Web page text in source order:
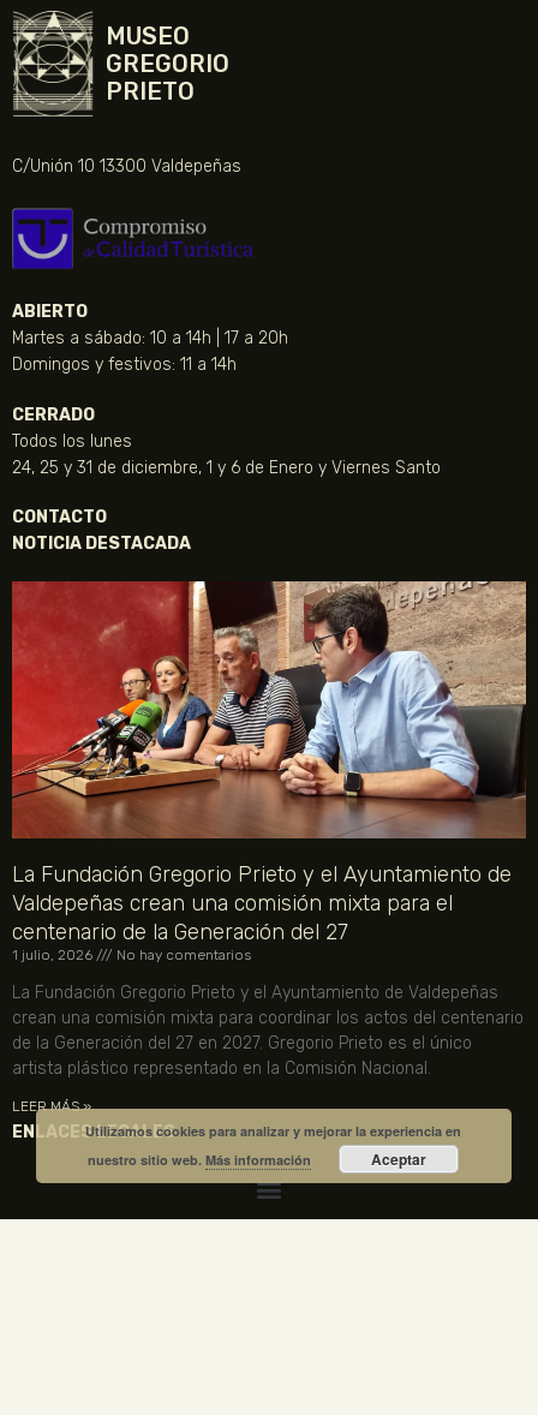
MUSEO
GREGORIO
PRIETO
C/Unión 10 13300 Valdepeñas
ABIERTO
Martes a sábado: 10 a 14h | 17 a 20h
Domingos y festivos: 11 a 14h
CERRADO
Todos los lunes
24, 25 y 31 de diciembre, 1 y 6 de Enero y Viernes Santo
CONTACTO
NOTICIA DESTACADA
La Fundación Gregorio Prieto y el Ayuntamiento de
Valdepeñas crean una comisión mixta para el
centenario de la Generación del 27
1 julio, 2026 No hay comentarios
La Fundación Gregorio Prieto y el Ayuntamiento de Valdepeñas
crean una comisión mixta para coordinar los actos del centenario
de la Generación del 27 en 2027. Gregorio Prieto es el único
artista plástico representado en la Comisión Nacional.
LEER MÁS »
ENLACES LEGALES
Utilizamos cookies para analizar y mejorar la experiencia en
nuestro sitio web.Más información Aceptar